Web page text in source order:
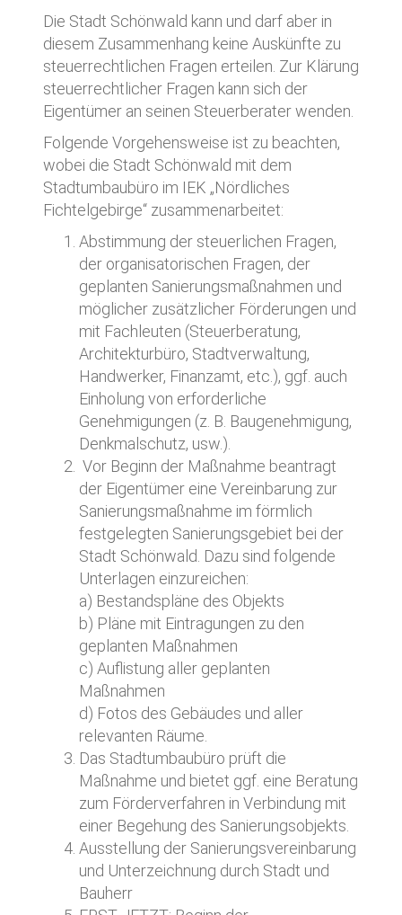
Die Stadt Schönwald kann und darf aber in
diesem Zusammenhang keine Auskünfte zu
steuerrechtlichen Fragen erteilen. Zur Klärung
steuerrechtlicher Fragen kann sich der
Eigentümer an seinen Steuerberater wenden.
Folgende Vorgehensweise ist zu beachten,
wobei die Stadt Schönwald mit dem
Stadtumbaubüro im IEK „Nördliches
Fichtelgebirge“ zusammenarbeitet:
Abstimmung der steuerlichen Fragen,
der organisatorischen Fragen, der
geplanten Sanierungsmaßnahmen und
möglicher zusätzlicher Förderungen und
mit Fachleuten (Steuerberatung,
Architekturbüro, Stadtverwaltung,
Handwerker, Finanzamt, etc.), ggf. auch
Einholung von erforderliche
Genehmigungen (z. B. Baugenehmigung,
Denkmalschutz, usw.).
Vor Beginn der Maßnahme beantragt
der Eigentümer eine Vereinbarung zur
Sanierungsmaßnahme im förmlich
festgelegten Sanierungsgebiet bei der
Stadt Schönwald. Dazu sind folgende
Unterlagen einzureichen:
a) Bestandspläne des Objekts
b) Pläne mit Eintragungen zu den
geplanten Maßnahmen
c) Auflistung aller geplanten
Maßnahmen
d) Fotos des Gebäudes und aller
relevanten Räume.
Das Stadtumbaubüro prüft die
Maßnahme und bietet ggf. eine Beratung
zum Förderverfahren in Verbindung mit
einer Begehung des Sanierungsobjekts.
Ausstellung der Sanierungsvereinbarung
und Unterzeichnung durch Stadt und
Bauherr